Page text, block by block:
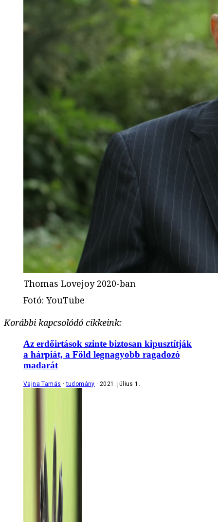
Thomas Lovejoy 2020-ban
Fotó: YouTube
Korábbi kapcsolódó cikkeink:
Az erdőirtások szinte biztosan kipusztítják
a hárpiát, a Föld legnagyobb ragadozó
madarát
Vajna Tamás tudomány 2021. július 1.